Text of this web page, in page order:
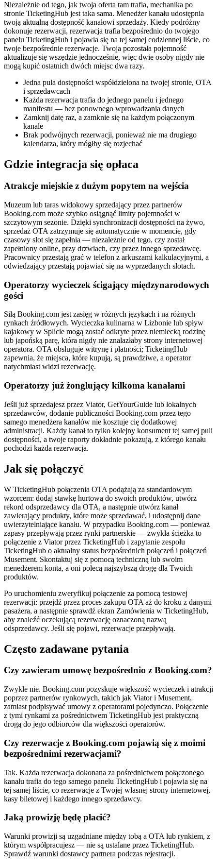
Niezależnie od tego, jak twoja oferta tam trafia, mechanika po
stronie TicketingHub jest taka sama. Menedżer kanału udostępnia
twoją aktualną dostępność kanałowi sprzedaży. Kiedy podróżny
dokonuje rezerwacji, rezerwacja trafia bezpośrednio do twojego
panelu TicketingHub i pojawia się na tej samej codziennej liście, co
twoje bezpośrednie rezerwacje. Twoja pozostała pojemność
aktualizuje się wszędzie jednocześnie, więc dwie osoby nigdy nie
mogą kupić ostatnich dwóch miejsc dwa razy.
Jedna pula dostępności współdzielona na twojej stronie, OTA
i sprzedawcach
Każda rezerwacja trafia do jednego panelu i jednego
manifestu — bez ponownego wprowadzania danych
Zamknij datę raz, a zamknie się na każdym połączonym
kanale
Brak podwójnych rezerwacji, ponieważ nie ma drugiego
kalendarza, który mógłby się rozjechać
Gdzie integracja się opłaca
Atrakcje miejskie z dużym popytem na wejścia
Muzeum lub taras widokowy sprzedający przez partnerów
Booking.com może szybko osiągnąć limity pojemności w
szczytowym sezonie. Dzięki synchronizacji dostępności na żywo,
sprzedaż OTA zatrzymuje się automatycznie w momencie, gdy
czasowy slot się zapełnia — niezależnie od tego, czy został
zapełniony online, przy drzwiach, czy przez innego sprzedawcę.
Pracownicy przestają grać w telefon z arkuszami kalkulacyjnymi, a
odwiedzający przestają pojawiać się na wyprzedanych slotach.
Operatorzy wycieczek ścigający międzynarodowych
gości
Siłą Booking.com jest zasięg w różnych językach i na różnych
rynkach źródłowych. Wycieczka kulinarna w Lizbonie lub spływ
kajakowy w Splicie mogą zostać odkryte przez niemiecką rodzinę
lub japońską parę, która nigdy nie znalazłaby strony internetowej
operatora. OTA obsługuje witrynę i płatności; TicketingHub
zapewnia, że miejsca, które kupują, są prawdziwe, a operator
natychmiast widzi rezerwację.
Operatorzy już żonglujący kilkoma kanałami
Jeśli już sprzedajesz przez Viator, GetYourGuide lub lokalnych
sprzedawców, dodanie publiczności Booking.com przez tego
samego menedżera kanałów nie kosztuje cię dodatkowej
administracji. Każdy kanał to tylko kolejny konsument tej samej puli
dostępności, a twoje raporty dokładnie pokazują, z którego kanału
pochodzi każda rezerwacja.
Jak się połączyć
W TicketingHub połączenia OTA podążają za standardowym
wzorcem: dodaj stawkę hurtową do swoich produktów, utwórz
rekord odsprzedawcy dla OTA, a następnie utwórz kanał
zawierający produkty, które może sprzedawać, i udostępnij dane
uwierzytelniające kanału. W przypadku Booking.com — ponieważ
zapasy przepływają przez rynki partnerskie — zwykła ścieżka to
połączenie z Viator przez TicketingHub i zapytanie zespołu
TicketingHub o aktualny status bezpośrednich połączeń i połączeń
Musement. Skontaktuj się z pomocą techniczną lub swoim
menedżerem konta, a oni polecą najszybszą drogę dla Twoich
produktów.
Po uruchomieniu zweryfikuj połączenie za pomocą testowej
rezerwacji: przejdź przez proces zakupu OTA aż do kroku z danymi
pasażera, a następnie sprawdź ekran Zamówienia w TicketingHub,
aby znaleźć oczekującą rezerwację oznaczoną nazwą
odsprzedawcy. Jeśli się pojawi, rezerwacje przepływają.
Często zadawane pytania
Czy zawieram umowę bezpośrednio z Booking.com?
Zwykle nie. Booking.com pozyskuje większość wycieczek i atrakcji
poprzez partnerów rynkowych, takich jak Viator i Musement,
zamiast podpisywać umowy z operatorami pojedynczo. Połączenie
z tymi rynkami za pośrednictwem TicketingHub jest praktyczną
drogą do jego odbiorców dla większości operatorów.
Czy rezerwacje z Booking.com pojawią się z moimi
bezpośrednimi rezerwacjami?
Tak. Każda rezerwacja dokonana za pośrednictwem połączonego
kanału trafia do tego samego panelu TicketingHub i pojawia się na
tej samej liście, co rezerwacje z Twojej własnej strony internetowej,
kasy biletowej i każdego innego sprzedawcy.
Jaką prowizję będę płacić?
Warunki prowizji są uzgadniane między tobą a OTA lub rynkiem, z
którym współpracujesz — nie są ustalane przez TicketingHub.
Sprawdź warunki dostawcy partnera podczas rejestracji.